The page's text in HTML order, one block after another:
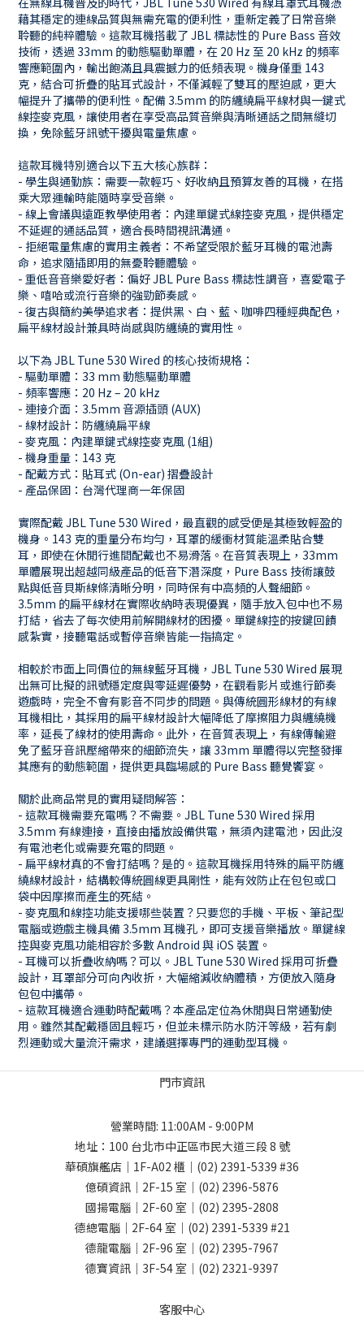
藉其穩定的連線品質與無需充電的便利性，重新定義了日常音樂
聆聽的純粹體驗。這款耳機搭載了 JBL 標誌性的 Pure Bass 音效
技術，透過 33mm 的動態驅動單體，在 20 Hz 至 20 kHz 的頻率
響應範圍內，輸出飽滿且具震撼力的低頻表現。機身僅重 143
克，結合可折疊的貼耳式設計，不僅減輕了雙耳的壓迫感，更大
幅提升了攜帶的便利性。配備 3.5mm 的防纏繞扁平線材與一鍵式
線控麥克風，讓使用者在享受高品質音樂與清晰通話之間無縫切
換，免除藍牙訊號干擾與電量焦慮。
這款耳機特別適合以下五大核心族群：
- 學生與通勤族：需要一款輕巧、好收納且預算友善的耳機，在搭
乘大眾運輸時能隨時享受音樂。
- 線上會議與遠距教學使用者：內建單鍵式線控麥克風，提供穩定
不延遲的通話品質，適合長時間視訊溝通。
- 拒絕電量焦慮的實用主義者：不希望受限於藍牙耳機的電池壽
命，追求隨插即用的無憂聆聽體驗。
- 重低音音樂愛好者：偏好 JBL Pure Bass 標誌性調音，喜愛電子
樂、嘻哈或流行音樂的強勁節奏感。
- 復古與簡約美學追求者：提供黑、白、藍、咖啡四種經典配色，
扁平線材設計兼具時尚感與防纏繞的實用性。
以下為 JBL Tune 530 Wired 的核心技術規格：
- 驅動單體：33 mm 動態驅動單體
- 頻率響應：20 Hz – 20 kHz
- 連接介面：3.5mm 音源插頭 (AUX)
- 線材設計：防纏繞扁平線
- 麥克風：內建單鍵式線控麥克風 (1組)
- 機身重量：143 克
- 配戴方式：貼耳式 (On-ear) 摺疊設計
- 產品保固：台灣代理商一年保固
實際配戴 JBL Tune 530 Wired，最直觀的感受便是其極致輕盈的
機身。143 克的重量分布均勻，耳罩的緩衝材質能溫柔貼合雙
耳，即使在休閒行進間配戴也不易滑落。在音質表現上，33mm
單體展現出超越同級產品的低音下潛深度，Pure Bass 技術讓鼓
點與低音貝斯線條清晰分明，同時保有中高頻的人聲細節。
3.5mm 的扁平線材在實際收納時表現優異，隨手放入包中也不易
打結，省去了每次使用前解開線材的困擾。單鍵線控的按鍵回饋
感紮實，接聽電話或暫停音樂皆能一指搞定。
相較於市面上同價位的無線藍牙耳機，JBL Tune 530 Wired 展現
出無可比擬的訊號穩定度與零延遲優勢，在觀看影片或進行節奏
遊戲時，完全不會有影音不同步的問題。與傳統圓形線材的有線
耳機相比，其採用的扁平線材設計大幅降低了摩擦阻力與纏繞機
率，延長了線材的使用壽命。此外，在音質表現上，有線傳輸避
免了藍牙音訊壓縮帶來的細節流失，讓 33mm 單體得以完整發揮
其應有的動態範圍，提供更具臨場感的 Pure Bass 聽覺饗宴。
關於此商品常見的實用疑問解答：
- 這款耳機需要充電嗎？不需要。JBL Tune 530 Wired 採用
3.5mm 有線連接，直接由播放設備供電，無須內建電池，因此沒
有電池老化或需要充電的問題。
- 扁平線材真的不會打結嗎？是的。這款耳機採用特殊的扁平防纏
繞線材設計，結構較傳統圓線更具剛性，能有效防止在包包或口
袋中因摩擦而產生的死結。
- 麥克風和線控功能支援哪些裝置？只要您的手機、平板、筆記型
電腦或遊戲主機具備 3.5mm 耳機孔，即可支援音樂播放。單鍵線
控與麥克風功能相容於多數 Android 與 iOS 裝置。
- 耳機可以折疊收納嗎？可以。JBL Tune 530 Wired 採用可折疊
設計，耳罩部分可向內收折，大幅縮減收納體積，方便放入隨身
包包中攜帶。
- 這款耳機適合運動時配戴嗎？本產品定位為休閒與日常通勤使
用。雖然其配戴穩固且輕巧，但並未標示防水防汗等級，若有劇
烈運動或大量流汗需求，建議選擇專門的運動型耳機。
門市資訊
營業時間: 11:00AM - 9:00PM
地址： 100 台北市中正區市民大道三段 8 號
華碩旗艦店｜1F-A02 櫃｜ (02) 2391-5339 #36
億碩資訊｜2F-15 室｜ (02) 2396-5876
國揚電腦｜2F-60 室｜ (02) 2395-2808
德總電腦｜2F-64 室｜ (02) 2391-5339 #21
德龍電腦｜2F-96 室｜ (02) 2395-7967
德寶資訊｜3F-54 室｜ (02) 2321-9397
客服中心